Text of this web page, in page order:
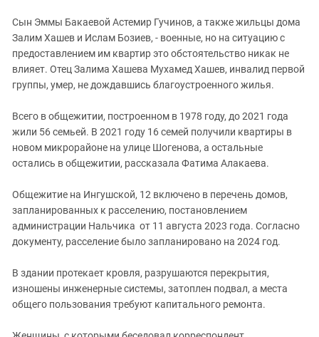
Сын Эммы Бакаевой Астемир Гучинов, а также жильцы дома
Залим Хашев и Ислам Бозиев, - военные, но на ситуацию с
предоставлением им квартир это обстоятельство никак не
влияет. Отец Залима Хашева Мухамед Хашев, инвалид первой
группы, умер, не дождавшись благоустроенного жилья.
Всего в общежитии, построенном в 1978 году, до 2021 года
жили 56 семьей. В 2021 году 16 семей получили квартиры в
новом микрорайоне на улице Шогенова, а остальные
остались в общежитии, рассказала Фатима Алакаева.
Общежитие на Ингушской, 12 включено в перечень домов,
запланированных к расселению, постановлением
администрации Нальчика от 11 августа 2023 года. Согласно
документу, расселение было запланировано на 2024 год.
В здании протекает кровля, разрушаются перекрытия,
изношены инженерные системы, затоплен подвал, а места
общего пользования требуют капитального ремонта.